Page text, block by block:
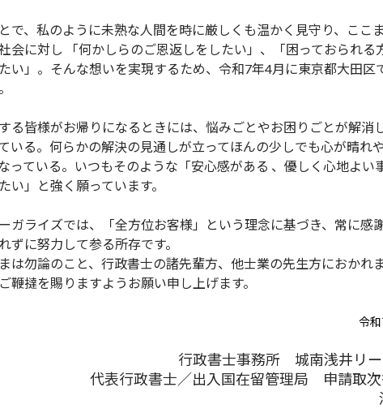
で、私のように未熟な人間を時に厳しくも温かく見守り、ここ
会に対し 「何かしらのご恩返しをしたい」、「困っておられる
い」。そんな想いを実現するため、令和7年4月に東京都大田区
る皆様がお帰りになるときには、悩みごとやお困りごとが解消
いる。何らかの解決の見通しが立ってほんの少しでも心が晴れ
っている。いつもそのような「安心感がある 、優しく心地よい
い」と強く願っています。
ガライズでは、「全方位お客様」という理念に基づき、常に感
ずに努力して参る所存です。
は勿論のこと、行政書士の諸先輩方、他士業の先生方におかれま
鞭撻を賜りますようお願い申し上げます。
令
行政書士事務所 城南浅井リー
代表行政書士／出入国在留管理局 申請取